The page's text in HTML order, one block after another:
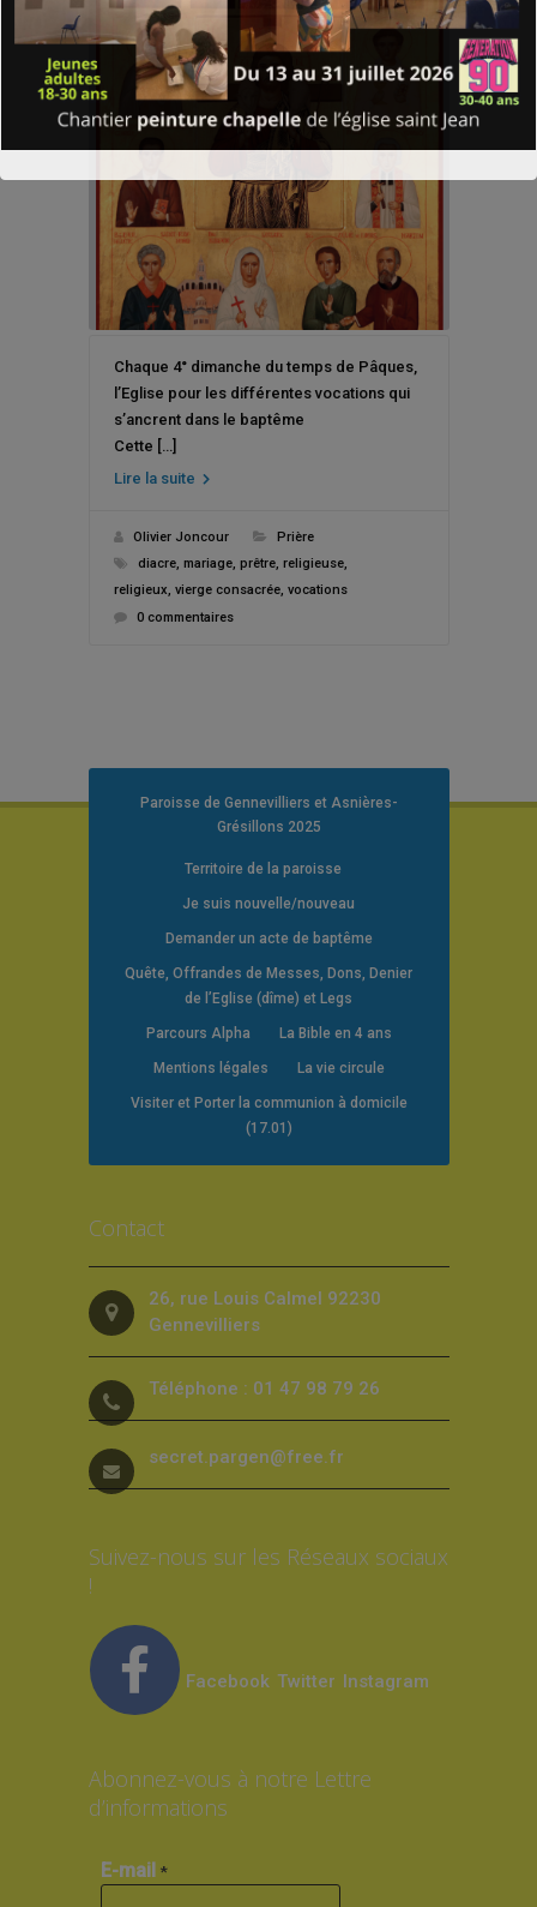
Chaque 4° dimanche du temps de Pâques,
l’Eglise pour les différentes vocations qui
s’ancrent dans le baptême
Cette […]
Lire la suite
Olivier Joncour
Prière
diacre, mariage, prêtre, religieuse,
religieux, vierge consacrée, vocations
0 commentaires
Paroisse de Gennevilliers et Asnières-
Grésillons 2025
Territoire de la paroisse
Je suis nouvelle/nouveau
Demander un acte de baptême
Quête, Offrandes de Messes, Dons, Denier
de l’Eglise (dîme) et Legs
Parcours Alpha La Bible en 4 ans
Mentions légales La vie circule
Visiter et Porter la communion à domicile
(17.01)
Contact
26, rue Louis Calmel 92230
Gennevilliers
Téléphone : 01 47 98 79 26
secret.pargen@free.fr
Suivez-nous sur les Réseaux sociaux
!
Facebook Twitter Instagram
Abonnez-vous à notre Lettre
d’informations
E-mail *